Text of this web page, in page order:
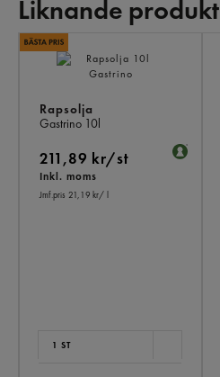
Liknande
Rapsolja
Gastrino 10l
211,89 kr/st
Inkl. moms
Jmf.pris 21,19 kr/ l
1 ST